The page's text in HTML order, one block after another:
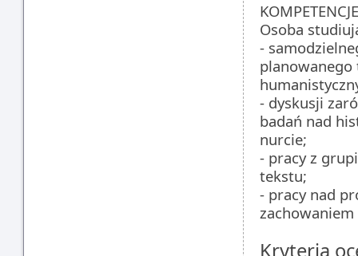
Osoba
-
- dyskusji
badań nad
nurcie;
- pracy z
tekstu;
- pracy nad
Kryteria